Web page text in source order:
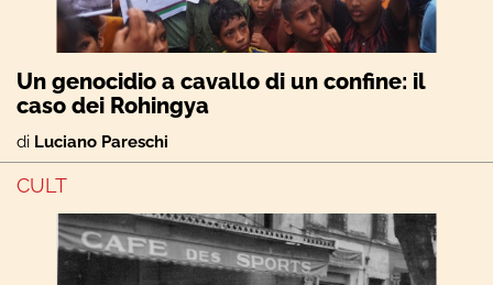
Un genocidio a cavallo di un confine: il
caso dei Rohingya
di Luciano Pareschi
CULT